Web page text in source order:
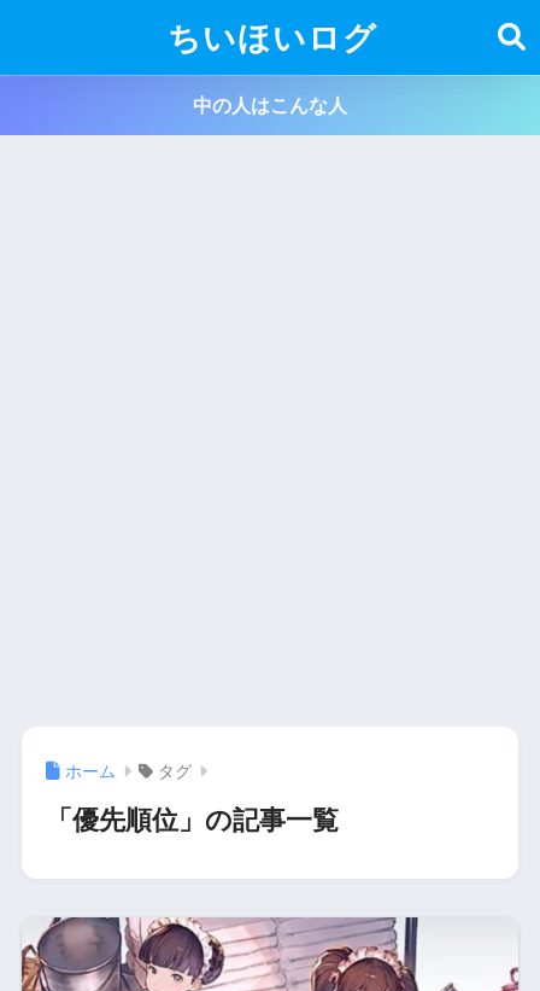
ちいほいログ
中の人はこんな人
ホーム タグ
「優先順位」の記事一覧